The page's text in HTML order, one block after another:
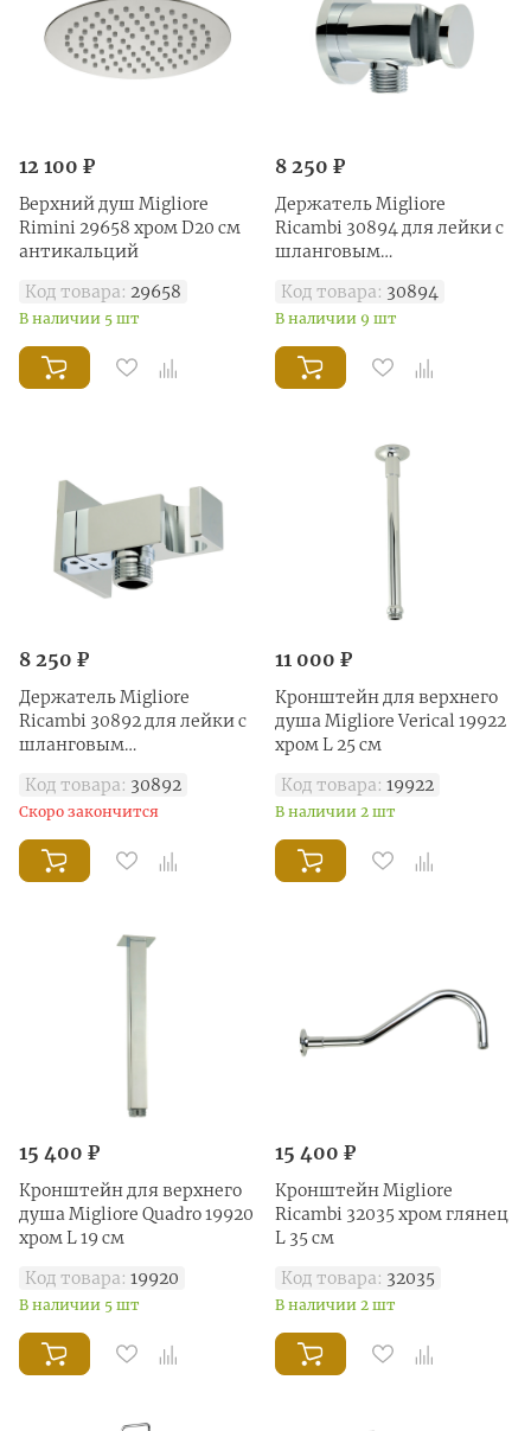
12 100 ₽
Верхний душ Migliore
Rimini 29658 хром D20 см
антикальций
Код товара: 29658
В наличии 5 шт
8 250 ₽
Держатель Migliore
Ricambi 30894 для лейки с
шланговым
Код товара: 30894
В наличии 9 шт
8 250 ₽
Держатель Migliore
Ricambi 30892 для лейки с
шланговым
Код товара: 30892
Скоро закончится
11 000 ₽
Кронштейн для верхнего
душа Migliore Verical 19922
хром L 25 см
Код товара: 19922
В наличии 2 шт
15 400 ₽
Кронштейн для верхнего
душа Migliore Quadro 19920
хром L 19 см
Код товара: 19920
В наличии 5 шт
15 400 ₽
Кронштейн Migliore
Ricambi 32035 хром глянец
L 35 см
Код товара: 32035
В наличии 2 шт